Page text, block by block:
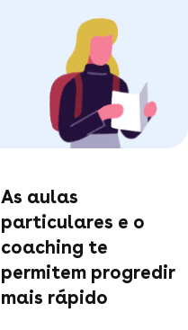
As aulas
particulares e o
coaching te
permitem progredir
mais rápido